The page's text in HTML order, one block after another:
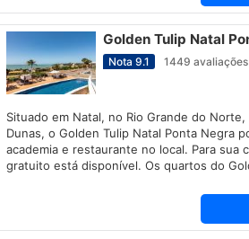
Golden Tulip Natal
Nota 9.1 1449 avaliações
Situado em Natal, no Rio Grande do Norte,
Dunas, o Golden Tulip Natal Ponta Negra
academia e restaurante no local. Para sua
gratuito está disponível. Os quartos do